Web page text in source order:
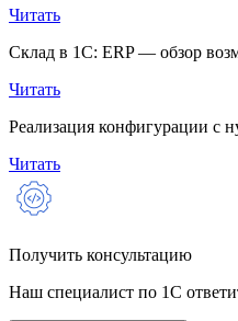
Читать
Склад в 1С: ERP — обзор
Читать
Реализация конфигурации с
Читать
Получить консультацию
Наш специалист по 1С